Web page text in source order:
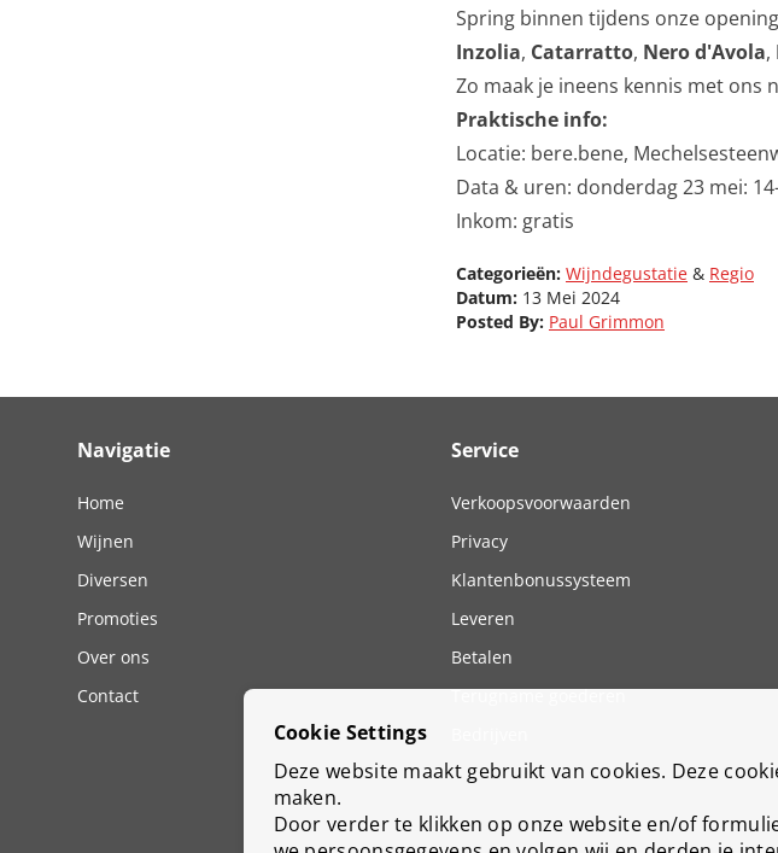
Spring binnen tijdens onze
Inzolia, Catarratto, Nero d'Avola,
Zo maak je ineens kennis met ons
Praktische info:
Locatie: bere.bene,
Data & uren: donderdag 23 mei:
Inkom: gratis
Categorieën: Wijndegustatie & Regio
Datum: 13 Mei 2024
Posted By: Paul Grimmon
Navigatie
Home
Wijnen
Diversen
Promoties
Over ons
Contact
Service
Verkoopsvoorwaarden
Privacy
Klantenbonussysteem
Leveren
Betalen
Terugname goederen
Cookie Settings
Deze website maakt gebruikt van cookies. Deze
maken.
Door verder te klikken op onze website en/of